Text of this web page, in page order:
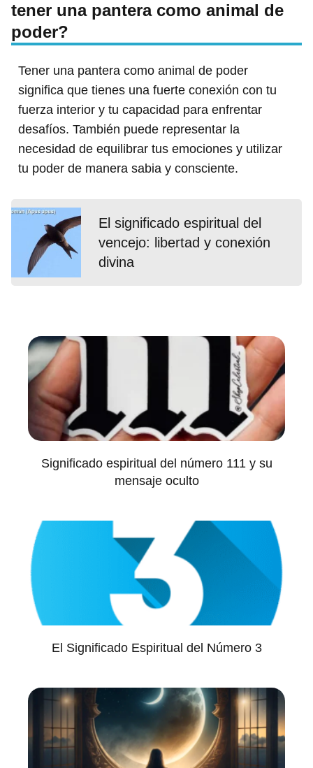
tener una pantera como animal de
poder?
Tener una pantera como animal de poder
significa que tienes una fuerte conexión con tu
fuerza interior y tu capacidad para enfrentar
desafíos. También puede representar la
necesidad de equilibrar tus emociones y utilizar
tu poder de manera sabia y consciente.
El significado espiritual del
vencejo: libertad y conexión
divina
Significado espiritual del número 111 y su
mensaje oculto
El Significado Espiritual del Número 3